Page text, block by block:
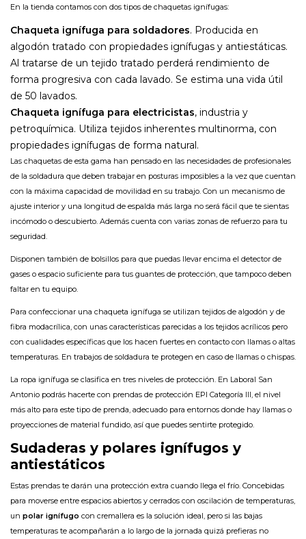
En la tienda contamos con dos tipos de chaquetas ignífugas:
Chaqueta ignífuga para soldadores. Producida en
algodón tratado con propiedades ignífugas y antiestáticas.
Al tratarse de un tejido tratado perderá rendimiento de
forma progresiva con cada lavado. Se estima una vida útil
de 50 lavados.
Chaqueta ignífuga para electricistas, industria y
petroquímica. Utiliza tejidos inherentes multinorma, con
propiedades ignífugas de forma natural.
Las chaquetas de esta gama han pensado en las necesidades de profesionales
de la soldadura que deben trabajar en posturas imposibles a la vez que cuentan
con la máxima capacidad de movilidad en su trabajo. Con un mecanismo de
ajuste interior y una longitud de espalda más larga no será fácil que te sientas
incómodo o descubierto. Además cuenta con varias zonas de refuerzo para tu
seguridad.
Disponen también de bolsillos para que puedas llevar encima el detector de
gases o espacio suficiente para tus guantes de protección, que tampoco deben
faltar en tu equipo.
Para confeccionar una chaqueta ignífuga se utilizan tejidos de algodón y de
fibra modacrílica, con unas características parecidas a los tejidos acrílicos pero
con cualidades específicas que los hacen fuertes en contacto con llamas o altas
temperaturas. En trabajos de soldadura te protegen en caso de llamas o chispas.
La ropa ignífuga se clasifica en tres niveles de protección. En Laboral San
Antonio podrás hacerte con prendas de protección EPI Categoría III, el nivel
más alto para este tipo de prenda, adecuado para entornos donde hay llamas o
proyecciones de material fundido, así que puedes sentirte protegido.
Sudaderas y polares ignífugos y
antiestáticos
Estas prendas te darán una protección extra cuando llega el frío. Concebidas
para moverse entre espacios abiertos y cerrados con oscilación de temperaturas,
un polar ignífugo con cremallera es la solución ideal, pero si las bajas
temperaturas te acompañarán a lo largo de la jornada quizá prefieras no